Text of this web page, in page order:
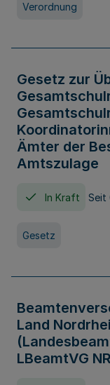
Verordnung
Gesetz zur
Ämter der
Amtszulage
In Kraft Seit
Gesetz
Land
LBeamtVG